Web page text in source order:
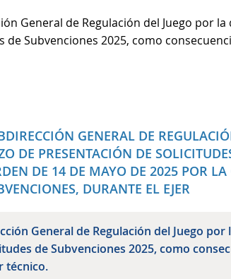
General de Regulación del Juego por
Subvenciones 2025, como
GENERAL DE
DE PRESENTACIÓN DE
DE 14 DE MAYO DE 2025 POR LA
DURANTE EL EJER
General de Regulación del Juego por
de Subvenciones 2025, como
técnico.